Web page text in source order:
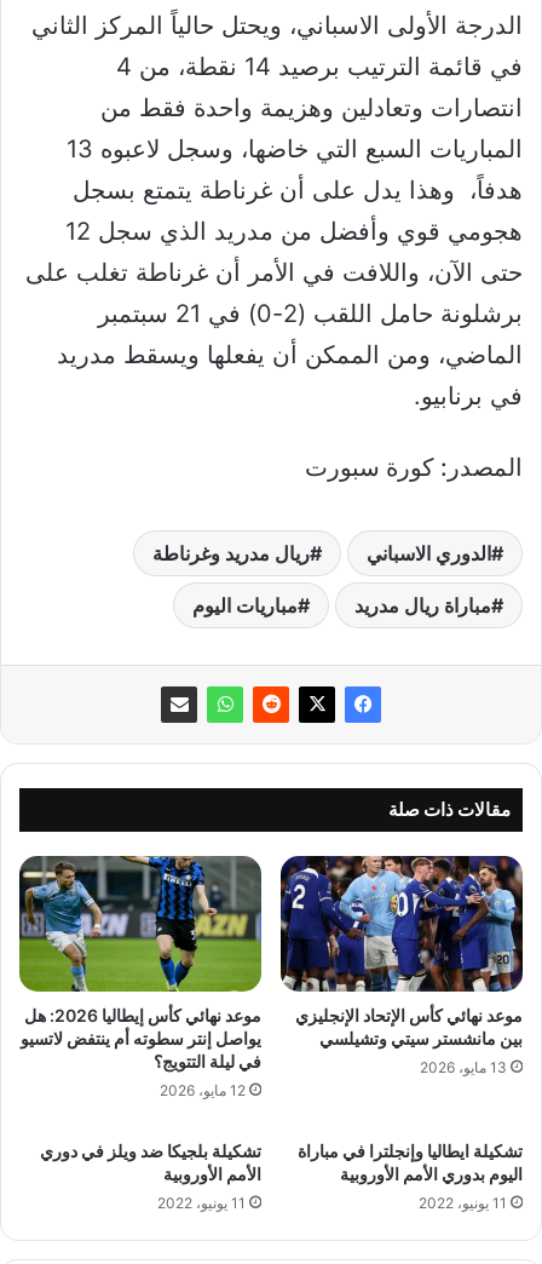
الدرجة الأولى الاسباني، ويحتل حالياً المركز الثاني
في قائمة الترتيب برصيد 14 نقطة، من 4
انتصارات وتعادلين وهزيمة واحدة فقط من
المباريات السبع التي خاضها، وسجل لاعبوه 13
هدفاً، وهذا يدل على أن غرناطة يتمتع بسجل
هجومي قوي وأفضل من مدريد الذي سجل 12
حتى الآن، واللافت في الأمر أن غرناطة تغلب على
برشلونة حامل اللقب (2-0) في 21 سبتمبر
الماضي، ومن الممكن أن يفعلها ويسقط مدريد
في برنابيو.
المصدر: كورة سبورت
الدوري الاسباني ريال مدريد وغرناطة
مباراة ريال مدريد مباريات اليوم
مقالات ذات صلة
موعد نهائي كأس الإتحاد الإنجليزي
بين مانشستر سيتي وتشيلسي
13 مايو، 2026
موعد نهائي كأس إيطاليا 2026: هل
يواصل إنتر سطوته أم ينتفض لاتسيو
في ليلة التتويج؟
12 مايو، 2026
تشكيلة ايطاليا وإنجلترا في مباراة
اليوم بدوري الأمم الأوروبية
11 يونيو، 2022
تشكيلة بلجيكا ضد ويلز في دوري
الأمم الأوروبية
11 يونيو، 2022